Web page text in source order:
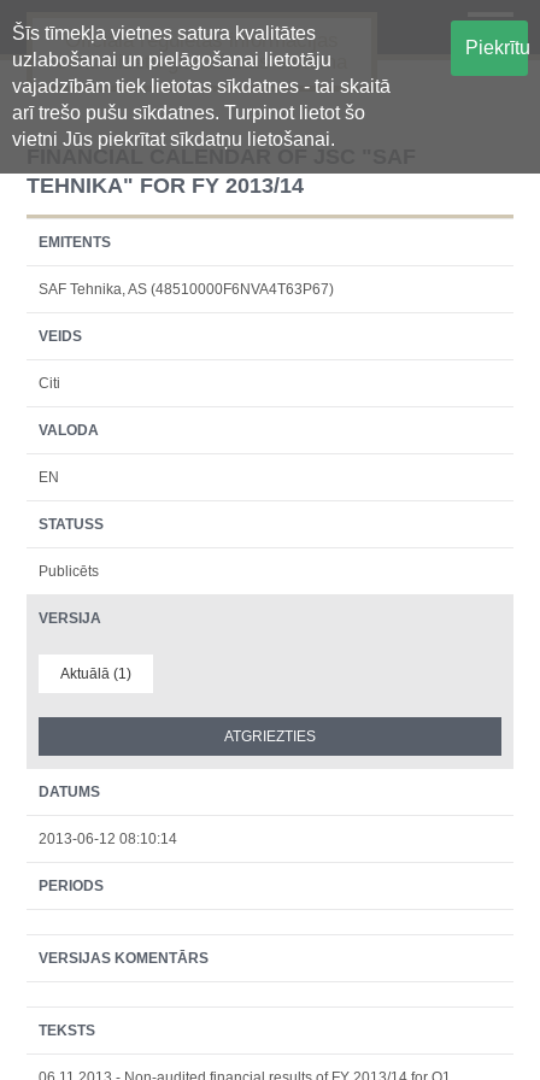
Šīs tīmekļa vietnes satura kvalitātes
uzlabošanai un pielāgošanai lietotāju
vajadzībām tiek lietotas sīkdatnes - tai skaitā
arī trešo pušu sīkdatnes. Turpinot lietot šo
vietni Jūs piekrītat sīkdatņu lietošanai.
Piekrītu
Oficiālā regulētās informācijas
centralizētā glabāšanas sistēma
FINANCIAL CALENDAR OF JSC "SAF
TEHNIKA" FOR FY 2013/14
EMITENTS
SAF Tehnika, AS (48510000F6NVA4T63P67)
VEIDS
Citi
VALODA
EN
STATUSS
Publicēts
VERSIJA
Aktuālā (1)
DATUMS
2013-06-12 08:10:14
PERIODS
VERSIJAS KOMENTĀRS
TEKSTS